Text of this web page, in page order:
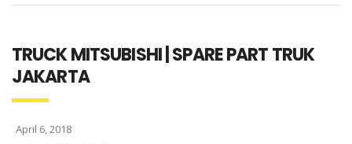
TRUCK MITSUBISHI | SPARE PART TRUK
JAKARTA
April 6, 2018